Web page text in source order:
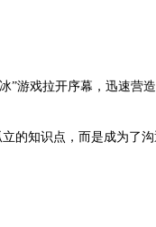
游戏拉开序幕，迅速营
知识点，而是成为了